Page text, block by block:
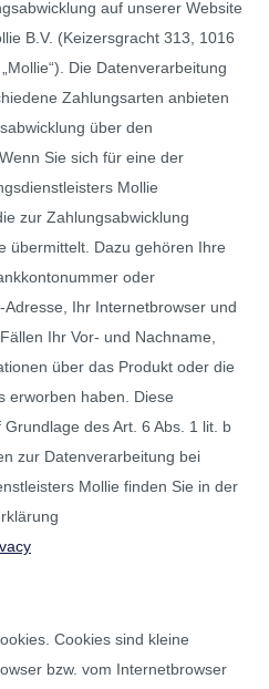
auf unserer Website
B.V. (Keizersgracht 313, 1016
Die Datenverarbeitung
Zahlungsarten anbieten
über den
Sie sich für eine der
Mollie
zur Zahlungsabwicklung
übermittelt. Dazu gehören Ihre
oder
Ihr Internetbrowser und
Ihr Vor- und Nachname,
über das Produkt oder die
erworben haben. Diese
des Art. 6 Abs. 1 lit. b
zur Datenverarbeitung bei
Mollie finden Sie in der
Cookies sind kleine
bzw. vom Internetbrowser